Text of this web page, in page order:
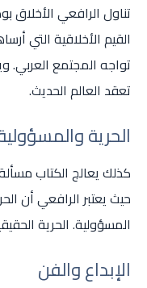
تناول الرافعي الأخلاق
القيم الأخلاقية التي
تواجه المجتمع العربي.
تعقد العالم الحديث.
الحرية
كذلك يعالج الكتاب
حيث يعتبر الرافعي أن
المسؤولية. الحرية
الإبداع والفن